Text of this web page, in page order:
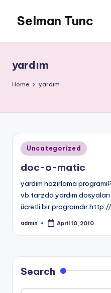
Selman Tunc
yardım
Home yardım
Posted
in
Uncategorized
doc-o-matic
yardım hazırlama
vb tarzda yardım
ücretli bir
Posted
admin April 10, 2010
Search